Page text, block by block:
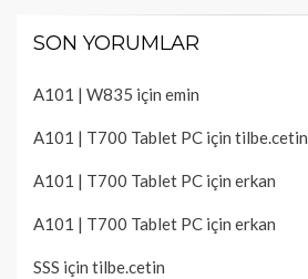
SON YORUMLAR
A101 | W835 için emin
A101 | T700 Tablet PC için tilbe.cetin
A101 | T700 Tablet PC için erkan
A101 | T700 Tablet PC için erkan
SSS için tilbe.cetin